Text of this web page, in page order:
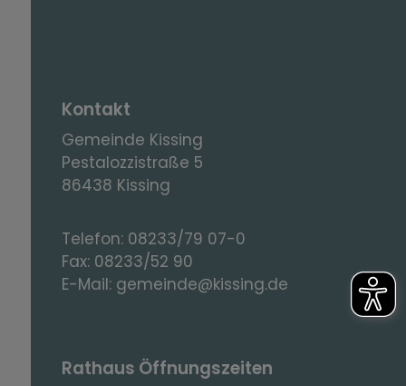
Kontakt
Gemeinde Kissing
Pestalozzistraße 5
86438 Kissing
Telefon: 08233/79 07-0
Fax: 08233/52 90
E-Mail: gemeinde@kissing.de
Rathaus Öffnungszeiten